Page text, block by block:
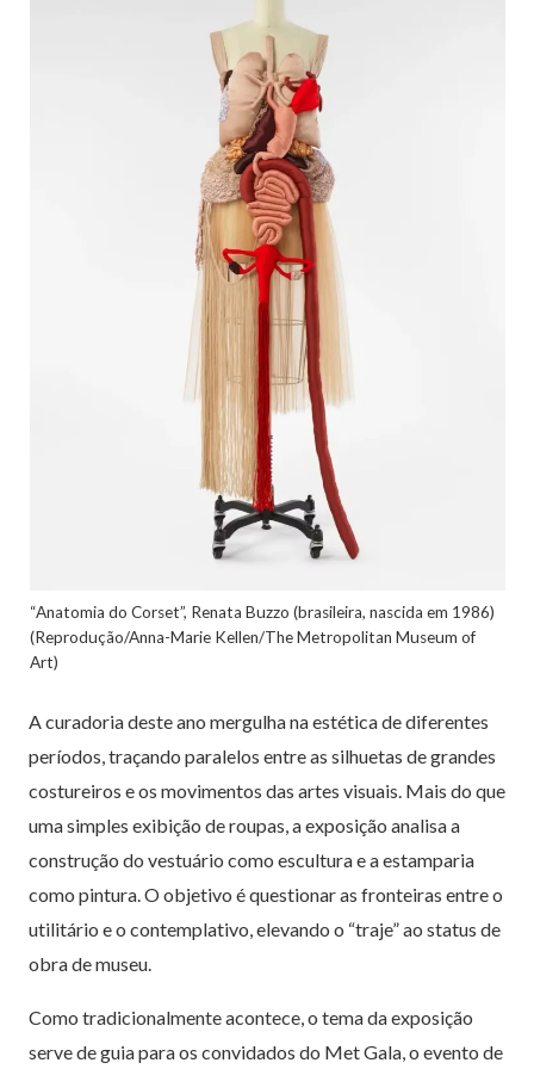
“Anatomia do Corset”, Renata Buzzo (brasileira, nascida em 1986)
(Reprodução/Anna-Marie Kellen/The Metropolitan Museum of
Art)
A curadoria deste ano mergulha na estética de diferentes
períodos, traçando paralelos entre as silhuetas de grandes
costureiros e os movimentos das artes visuais. Mais do que
uma simples exibição de roupas, a exposição analisa a
construção do vestuário como escultura e a estamparia
como pintura. O objetivo é questionar as fronteiras entre o
utilitário e o contemplativo, elevando o “traje” ao status de
obra de museu.
Como tradicionalmente acontece, o tema da exposição
serve de guia para os convidados do Met Gala, o evento de